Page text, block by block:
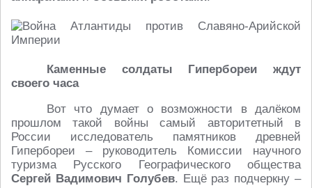
Каменные солдаты Гипербореи ждут
своего часа
Вот что думает о возможности в далёком
прошлом такой войны самый авторитетный в
России исследователь памятников древней
Гипербореи – руководитель Комиссии научного
туризма Русского Географического общества
Сергей Вадимович Голубев. Ещё раз подчеркну –